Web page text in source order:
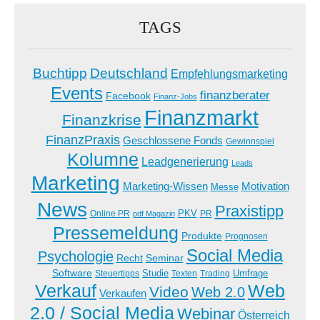
TAGS
Buchtipp Deutschland Empfehlungsmarketing
Events Facebook Finanz-Jobs finanzberater
Finanzkrise Finanzmarkt
FinanzPraxis Geschlossene Fonds Gewinnspiel
Kolumne Leadgenerierung Leads
Marketing Marketing-Wissen Messe Motivation
News Online PR pdf Magazin PKV PR Praxistipp
Pressemeldung Produkte Prognosen
Psychologie Recht Seminar Social Media
Software Steuertipps Studie Texten Trading Umfrage
Verkauf Verkaufen Video Web 2.0Web
2.0 / Social MediaWebinar Österreich